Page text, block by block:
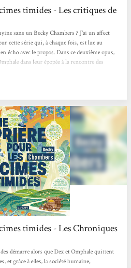
timides - Les critiques de
sans un Becky Chambers ? J’ai un affect
cette série qui, à chaque fois, est lue au
écho avec le propos. Dans ce deuxième opus,
dans leur épopée à la rencontre des
plein de beauté, doux pour l’âme et pour
timides - Les Chroniques
démarre alors que Dex et Omphale quittent
et grâce à elles, la société humaine,